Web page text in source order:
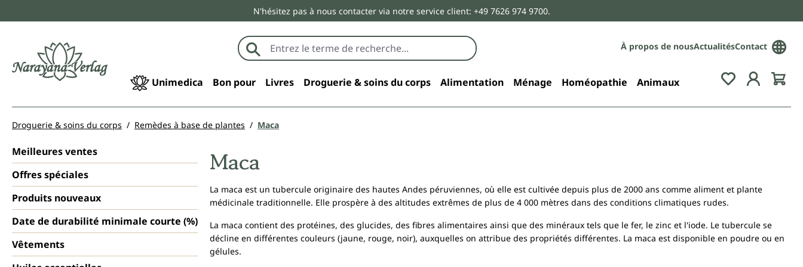
N'hésitez pas à nous contacter via notre service client: +49 7626 974 9700.
À propos de nousActualitésContact
Unimedica Bon pour Livres Droguerie & soins du corps Alimentation Ménage Homéopathie Animaux
Droguerie & soins du corps Remèdes à base de plantes Maca
Meilleures ventes
Offres spéciales
Produits nouveaux
Date de durabilité minimale courte (%)
Vêtements
Maca
La maca est un tubercule originaire des hautes Andes péruviennes, où elle est cultivée depuis plus de 2000 ans comme aliment et plante
médicinale traditionnelle. Elle prospère à des altitudes extrêmes de plus de 4 000 mètres dans des conditions climatiques rudes.
La maca contient des protéines, des glucides, des fibres alimentaires ainsi que des minéraux tels que le fer, le zinc et l'iode. Le tubercule se
décline en différentes couleurs (jaune, rouge, noir), auxquelles on attribue des propriétés différentes. La maca est disponible en poudre ou en
gélules.